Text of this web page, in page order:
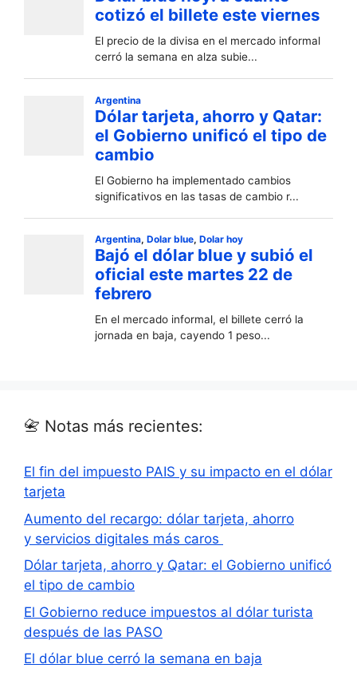
📇 Notas más recientes:
El fin del impuesto PAIS y su impacto en el dólar
tarjeta
Aumento del recargo: dólar tarjeta, ahorro
y servicios digitales más caros
Dólar tarjeta, ahorro y Qatar: el Gobierno unificó
el tipo de cambio
El Gobierno reduce impuestos al dólar turista
después de las PASO
El dólar blue cerró la semana en baja